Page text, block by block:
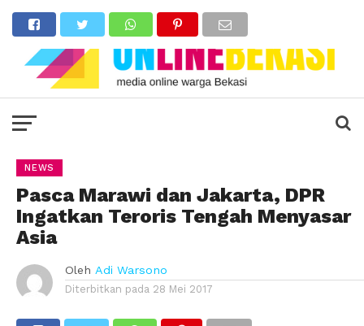
NEWS
Pasca Marawi dan Jakarta, DPR
Ingatkan Teroris Tengah Menyasar
Asia
Oleh Adi Warsono
Diterbitkan pada 28 Mei 2017